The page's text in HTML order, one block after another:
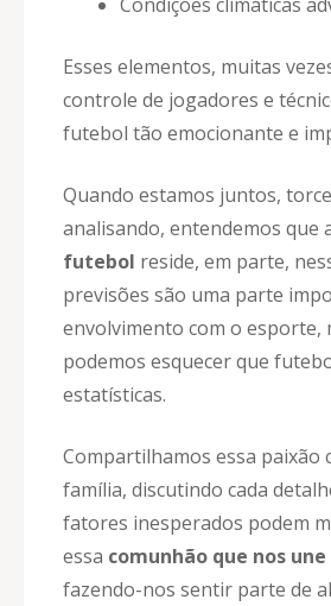
Esses elementos, muitas
controle de jogadores e
futebol tão emocionante e
Quando estamos juntos,
analisando, entendemos que
futebol reside, em parte,
previsões são uma parte
envolvimento com o esporte,
podemos esquecer que
estatísticas.
Compartilhamos essa paixão
família, discutindo cada
fatores inesperados podem
essa comunhão que nos
fazendo-nos sentir parte de